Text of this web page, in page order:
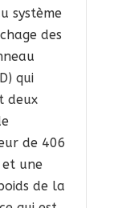
système
des
qui
deux
de 406
une
de la